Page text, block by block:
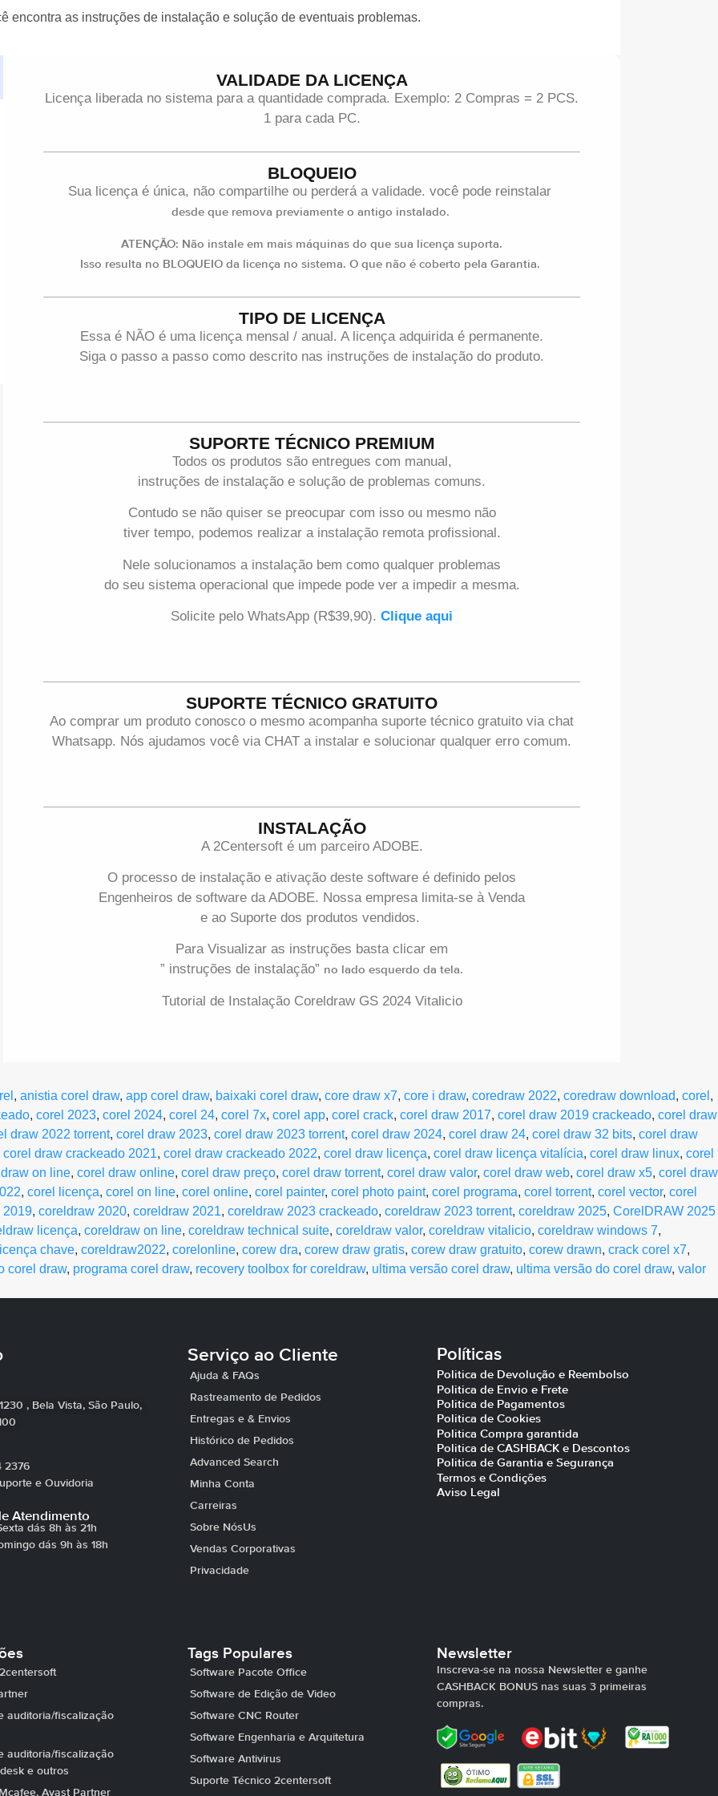
encontra as instruções de instalação e solução de eventuais problemas.
VALIDADE DA LICENÇA
Licença liberada no sistema para a quantidade comprada. Exemplo: 2 Compras = 2 PCS.
1 para cada PC.
BLOQUEIO
Sua licença é única, não compartilhe ou perderá a validade. você pode reinstalar
desde que remova previamente o antigo instalado.
ATENÇÃO: Não instale em mais máquinas do que sua licença suporta.
Isso resulta no BLOQUEIO da licença no sistema. O que não é coberto pela Garantia.
TIPO DE LICENÇA
Essa é NÃO é uma licença mensal / anual. A licença adquirida é permanente.
Siga o passo a passo como descrito nas instruções de instalação do produto.
SUPORTE TÉCNICO PREMIUM
Todos os produtos são entregues com manual,
instruções de instalação e solução de problemas comuns.
Contudo se não quiser se preocupar com isso ou mesmo não
tiver tempo, podemos realizar a instalação remota profissional.
Nele solucionamos a instalação bem como qualquer problemas
do seu sistema operacional que impede pode ver a impedir a mesma.
Solicite pelo WhatsApp (R$39,90). Clique aqui
SUPORTE TÉCNICO GRATUITO
Ao comprar um produto conosco o mesmo acompanha suporte técnico gratuito via chat
Whatsapp. Nós ajudamos você via CHAT a instalar e solucionar qualquer erro comum.
INSTALAÇÃO
A 2Centersoft é um parceiro ADOBE.
O processo de instalação e ativação deste software é definido pelos
Engenheiros de software da ADOBE. Nossa empresa limita-se à Venda
e ao Suporte dos produtos vendidos.
Para Visualizar as instruções basta clicar em
” instruções de instalação” no lado esquerdo da tela.
Tutorial de Instalação Coreldraw GS 2024 Vitalicio
, anistia corel draw, app corel draw, baixaki corel draw, core draw x7, core i draw, coredraw 2022, coredraw download, corel ,
, corel 2023, corel 2024, corel 24, corel 7x, corel app, corel crack, corel draw 2017, corel draw 2019 crackeado, corel draw
draw 2022 torrent, corel draw 2023, corel draw 2023 torrent, corel draw 2024, corel draw 24, corel draw 32 bits, corel draw
corel draw crackeado 2021, corel draw crackeado 2022, corel draw licença, corel draw licença vitalícia, corel draw linux, corel
on line, corel draw online, corel draw preço, corel draw torrent, corel draw valor, corel draw web, corel draw x5, corel draw
, corel licença, corel on line, corel online, corel painter, corel photo paint, corel programa, corel torrent, corel vector, corel
2019, coreldraw 2020, coreldraw 2021, coreldraw 2023 crackeado, coreldraw 2023 torrent, coreldraw 2025, CorelDRAW 2025
licença, coreldraw on line, coreldraw technical suite, coreldraw valor, coreldraw vitalicio, coreldraw windows 7,
chave, coreldraw2022, corelonline, corew dra, corew draw gratis, corew draw gratuito, corew drawn, crack corel x7,
corel draw, programa corel draw, recovery toolbox for coreldraw, ultima versão corel draw, ultima versão do corel draw, valor
, Bela Vista, São Paulo,
2376
e Ouvidoria
Atendimento
dás 8h às 21h
dás 9h às 18h
Serviço ao Cliente
Ajuda & FAQs
Rastreamento de Pedidos
Entregas e & Envios
Histórico de Pedidos
Advanced Search
Minha Conta
Carreiras
Sobre NósUs
Vendas Corporativas
Privacidade
Políticas
Politica de Devolução e Reembolso
Politica de Envio e Frete
Politica de Pagamentos
Politica de Cookies
Politica Compra garantida
Politica de CASHBACK e Descontos
Politica de Garantia e Segurança
Termos e Condições
Aviso Legal
auditoria/fiscalização
auditoria/fiscalização
e outros
Avast Partner
Tags Populares
Software Pacote Office
Software de Edição de Video
Software CNC Router
Software Engenharia e Arquitetura
Software Antivirus
Suporte Técnico 2centersoft
Newsletter
Inscreva-se na nossa Newsletter e ganhe
CASHBACK BONUS nas suas 3 primeiras
compras.